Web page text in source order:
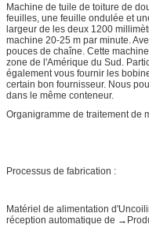
Machine de tuile de toiture de
feuilles, une feuille ondulée et
largeur de les deux 1200
machine 20-25 m par minute.
pouces de chaîne. Cette
zone de l'Amérique du Sud.
également vous fournir les
certain bon fournisseur. Nous
dans le même conteneur.
Organigramme de traitement de
Processus de fabrication :
Matériel de alimentation
réception automatique de